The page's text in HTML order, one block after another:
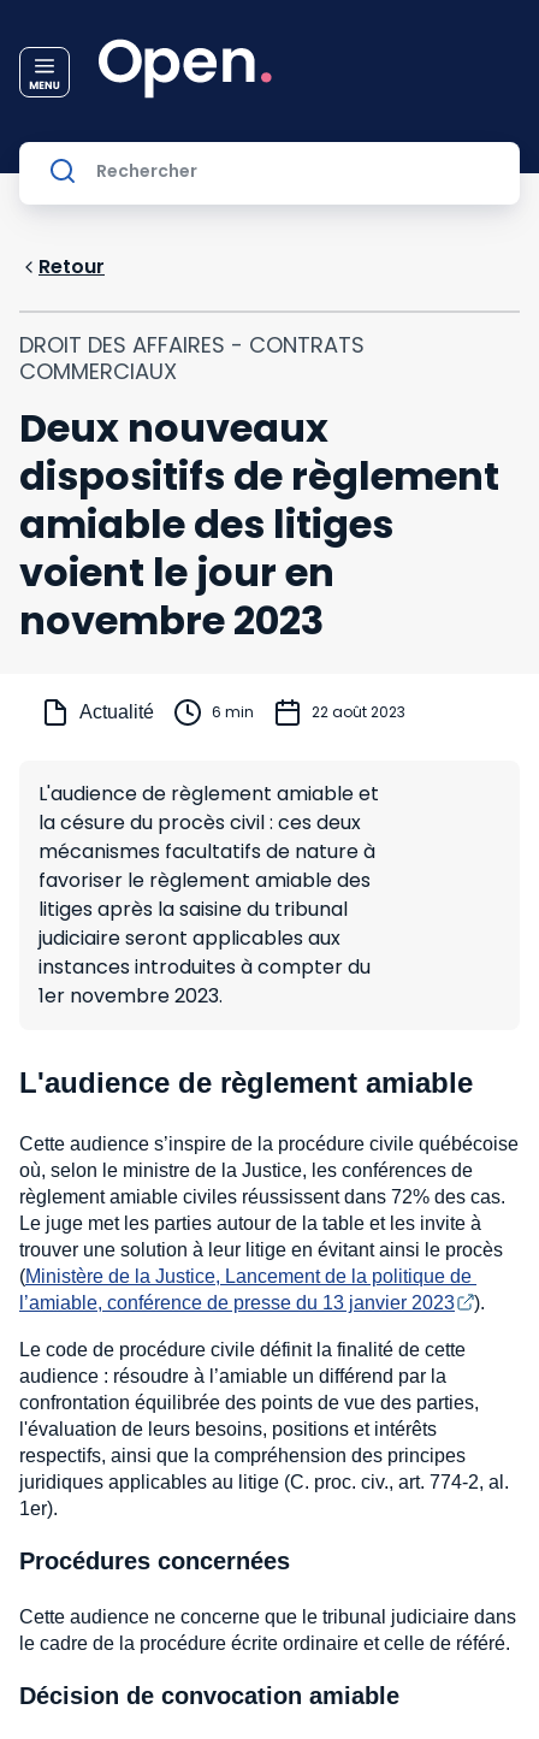
Retour
DROIT DES AFFAIRES - CONTRATS
COMMERCIAUX
Deux nouveaux
dispositifs de règlement
amiable des litiges
voient le jour en
novembre 2023
Actualité 6 min 22 août 2023
L'audience de règlement amiable et
la césure du procès civil : ces deux
mécanismes facultatifs de nature à
favoriser le règlement amiable des
litiges après la saisine du tribunal
judiciaire seront applicables aux
instances introduites à compter du
1er novembre 2023.
L'audience de règlement amiable
Cette audience s’inspire de la procédure civile québécoise
où, selon le ministre de la Justice, les conférences de
règlement amiable civiles réussissent dans 72% des cas.
Le juge met les parties autour de la table et les invite à
trouver une solution à leur litige en évitant ainsi le procès
(Ministère de la Justice, Lancement de la politique de
l’amiable, conférence de presse du 13 janvier 2023
).
Le code de procédure civile définit la finalité de cette
audience : résoudre à l’amiable un différend par la
confrontation équilibrée des points de vue des parties,
l'évaluation de leurs besoins, positions et intérêts
respectifs, ainsi que la compréhension des principes
juridiques applicables au litige (C. proc. civ., art. 774-2, al.
1er).
Procédures concernées
Cette audience ne concerne que le tribunal judiciaire dans
le cadre de la procédure écrite ordinaire et celle de référé.
Décision de convocation amiable